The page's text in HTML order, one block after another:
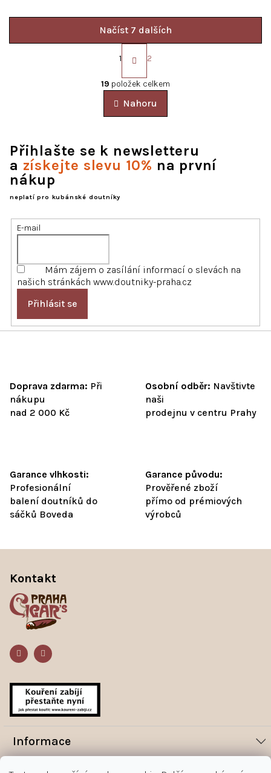
v
á
d
í
p
y
i
s
u
Načíst 7 dalších
S
t
á
n
k
o
n
í
1 2
19 položek celkem
Nahoru
Přihlašte se k newsletteru
a získejte slevu 10% na první
nákup
neplatí pro kubánské doutníky
E-mail
Mám zájem o zasílání informací o slevách na
našich stránkách www.doutniky-praha.cz
Přihlásit se
Doprava zdarma: Při
nákupu
nad 2 000 Kč
Osobní odběr: Navštivte
naši
prodejnu v centru Prahy
Garance vlhkosti:
Profesionální
balení doutníků do
sáčků Boveda
Garance původu:
Prověřené zboží
přímo od prémiových
výrobců
Informace
Novinky
Kontakt